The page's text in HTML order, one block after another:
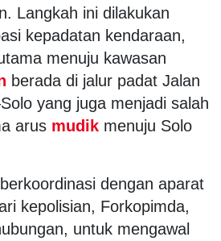
Langkah ini dilakukan
kepadatan kendaraan,
menuju kawasan
berada di jalur padat Jalan
yang juga menjadi salah
arus mudik menuju Solo
dengan aparat
kepolisian, Forkopimda,
untuk mengawal